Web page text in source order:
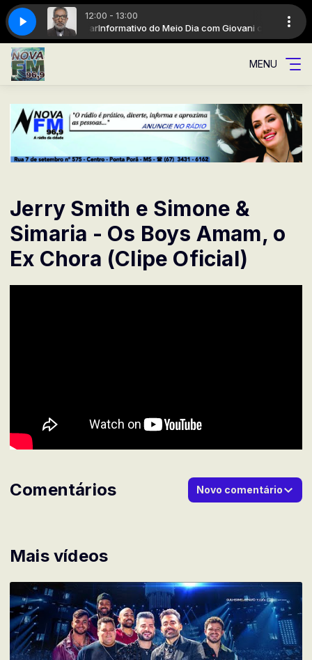
12:00 - 13:00
Giovani cezarInformativo do Meio Dia com Giovani cezar
MENU
Jerry Smith e Simone &
Simaria - Os Boys Amam, o
Ex Chora (Clipe Oficial)
Mais vídeos
Comentários Novo comentário